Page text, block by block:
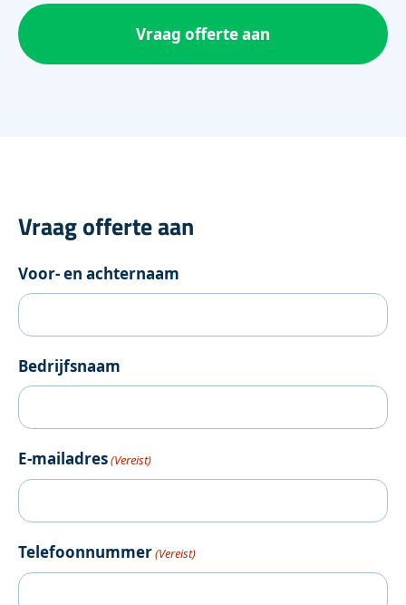
Vraag offerte aan
Vraag offerte aan
Voor- en achternaam
Bedrijfsnaam
E-mailadres(Vereist)
Telefoonnummer(Vereist)